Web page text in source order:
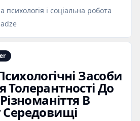
психологія і соціальна робота
Засоби
До
В
Середовищі